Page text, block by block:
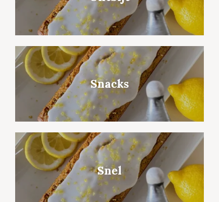
Snacks
Snel